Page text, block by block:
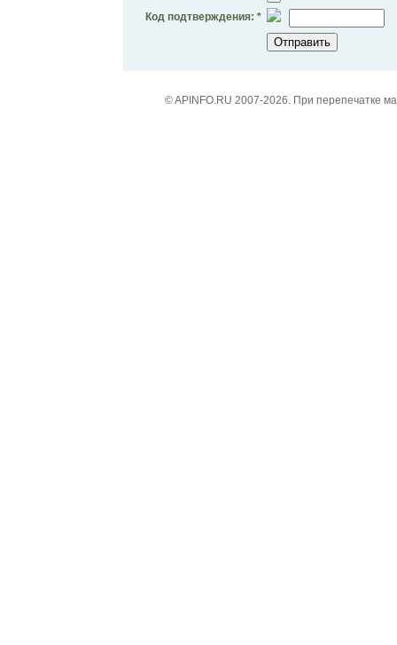
Код подтверждения: *
© APINFO.RU 2007-2026. При перепечатке